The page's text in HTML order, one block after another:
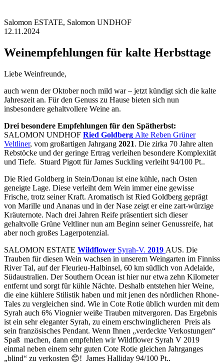
Salomon ESTATE, Salomon UNDHOF
12.11.2024
Weinempfehlungen für kalte Herbsttage
Liebe Weinfreunde,
auch wenn der Oktober noch mild war – jetzt kündigt sich die kalte
Jahreszeit an. Für den Genuss zu Hause bieten sich nun
insbesondere gehaltvollere Weine an.
Drei besondere Empfehlungen für den Spätherbst:
SALOMON UNDHOF Ried Goldberg Alte Reben Grüner
Veltliner, vom großartigen Jahrgang 2021. Die zirka 70 Jahre alten
Rebstöcke und der geringe Ertrag verleihen besondere Komplexität
und Tiefe. Stuard Pigott für James Suckling verleiht 94/100 Pt..
Die Ried Goldberg in Stein/Donau ist eine kühle, nach Osten
geneigte Lage. Diese verleiht dem Wein immer eine gewisse
Frische, trotz seiner Kraft. Aromatisch ist Ried Goldberg geprägt
von Marille und Ananas und in der Nase zeigt er eine zart-würzige
Kräuternote. Nach drei Jahren Reife präsentiert sich dieser
gehaltvolle Grüne Veltliner nun am Beginn seiner Genussreife, hat
aber noch großes Lagerpotenzial.
SALOMON ESTATE Wildflower Syrah-V. 2019 AUS. Die
Trauben für diesen Wein wachsen in unserem Weingarten im Finniss
River Tal, auf der Fleurieu-Halbinsel, 60 km südlich von Adelaide,
Südaustralien. Der Southern Ocean ist hier nur etwa zehn Kilometer
entfernt und sorgt für kühle Nächte. Deshalb entstehen hier Weine,
die eine kühlere Stilistik haben und mit jenen des nördlichen Rhone-
Tales zu vergleichen sind. Wie in Cote Rotie üblich wurden mit dem
Syrah auch 6% Viognier weiße Trauben mitvergoren. Das Ergebnis
ist ein sehr eleganter Syrah, zu einem erschwinglicheren Preis als
sein französisches Pendant. Wenn Ihnen „verdeckte Verkostungen“
Spaß machen, dann empfehlen wir Wildflower Syrah V 2019
einmal neben einem sehr guten Cote Rotie gleichen Jahrganges
„blind“ zu verkosten 😊! James Halliday 94/100 Pt..